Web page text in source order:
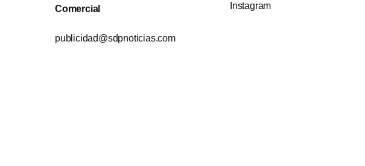
Comercial
publicidad@sdpnoticias.com
Instagram